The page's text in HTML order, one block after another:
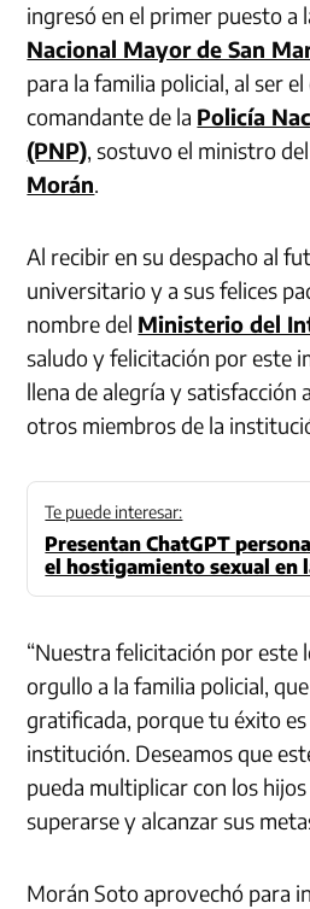
ingresó en el primer puesto a
Nacional Mayor de San
para la familia policial, al ser
comandante de la Policía
(PNP), sostuvo el ministro
Morán.
Al recibir en su despacho al
universitario y a sus felices
nombre del Ministerio del
saludo y felicitación por este
llena de alegría y satisfacción
otros miembros de la
Te puede interesar:
Presentan ChatGPT
el hostigamiento sexual en
“Nuestra felicitación por este
orgullo a la familia policial,
gratificada, porque tu éxito es
institución. Deseamos que
pueda multiplicar con los
superarse y alcanzar sus
Morán Soto aprovechó para